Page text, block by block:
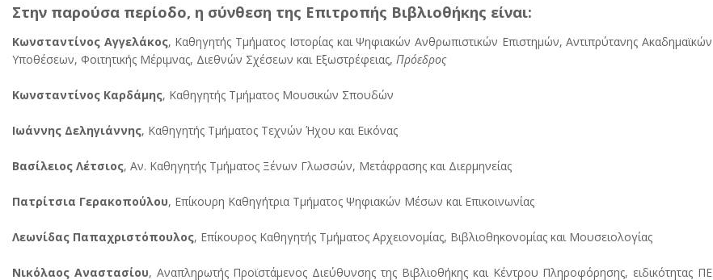
Στην παρούσα περίοδο, η σύνθεση της Επιτροπής Βιβλιοθήκης είναι:
Κωνσταντίνος Αγγελάκος, Καθηγητής Τμήματος Ιστορίας και Ψηφιακών Ανθρωπιστικών Επιστημών, Αντιπρύτανης Ακαδημαϊκών
Υποθέσεων, Φοιτητικής Μέριμνας, Διεθνών Σχέσεων και Εξωστρέφειας, Πρόεδρος
Κωνσταντίνος Καρδάμης, Καθηγητής Τμήματος Μουσικών Σπουδών
Ιωάννης Δεληγιάννης, Καθηγητής Τμήματος Τεχνών Ήχου και Εικόνας
Βασίλειος Λέτσιος, Αν. Καθηγητής Τμήματος Ξένων Γλωσσών, Μετάφρασης και Διερμηνείας
Πατρίτσια Γερακοπούλου, Επίκουρη Καθηγήτρια Τμήματος Ψηφιακών Μέσων και Επικοινωνίας
Λεωνίδας Παπαχριστόπουλος, Επίκουρος Καθηγητής Τμήματος Αρχειονομίας, Βιβλιοθηκονομίας και Μουσειολογίας
Νικόλαος Αναστασίου, Αναπληρωτής Προϊστάμενος Διεύθυνσης της Βιβλιοθήκης και Κέντρου Πληροφόρησης, ειδικότητας ΠΕ